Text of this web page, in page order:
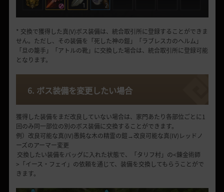
* 交換で獲得した真(V)ボス装備は、統合取引所に登録することができま
せん。ただし、その装備を「死した神の鎧」「ラブレスカのヘルム」
「旦の籠手」「アトルの靴」に交換した場合は、統合取引所に登録可能
となります。
6. ボス装備を変更したい場合
獲得した装備をまだ改良していない場合は、家門あたり各部位ごとに1
回のみ同一部位の別のボス装備に交換することができます。
例）改良可能な真(IV)愚鈍な木の精霊の鎧→改良可能な真(IV)レッドノ
ーズのアーマー変更
交換したい装備をバッグに入れた状態で、「タリフ村」の<錬金術師
>「イース・フェイ」の依頼を通じて、装備を交換してもらうことがで
きます。